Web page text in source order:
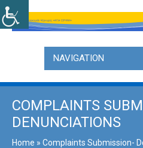
NAVIGATION
COMPLAINTS
DENUNCIATIONS
Home » Complaints Submission-